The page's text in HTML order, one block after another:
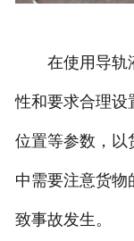
在使用导轨液
性和要求合理设
位置等参数，以
中需要注意货物
致事故发生。